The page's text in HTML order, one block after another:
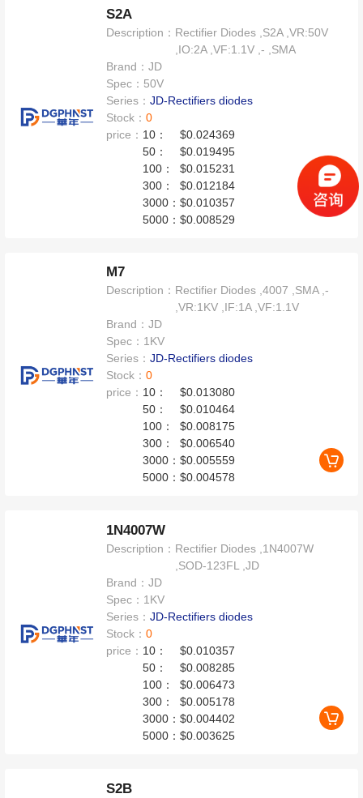
S2A
Description： Rectifier Diodes ,S2A ,VR:50V
,IO:2A ,VF:1.1V ,- ,SMA
Brand：JD
Spec： 50V
Series：JD-Rectifiers diodes
Stock：0
price： 10：
$0.024369
50：
$0.019495
100：
$0.015231
300：
$0.012184
3000：$0.010357
5000：$0.008529
M7
Description： Rectifier Diodes ,4007 ,SMA ,-
,VR:1KV ,IF:1A ,VF:1.1V
Brand：JD
Spec： 1KV
Series：JD-Rectifiers diodes
Stock：0
price： 10：
$0.013080
50：
$0.010464
100：
$0.008175
300：
$0.006540
3000：$0.005559
5000：$0.004578
1N4007W
Description： Rectifier Diodes ,1N4007W
,SOD-123FL ,JD
Brand：JD
Spec： 1KV
Series：JD-Rectifiers diodes
Stock：0
price： 10：
$0.010357
50：
$0.008285
100：
$0.006473
300：
$0.005178
3000：$0.004402
5000：$0.003625
S2B